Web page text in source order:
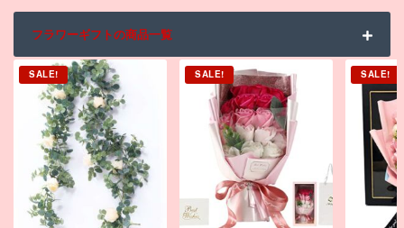
フラワーギフトの商品一覧
SALE! SALE! SALE!